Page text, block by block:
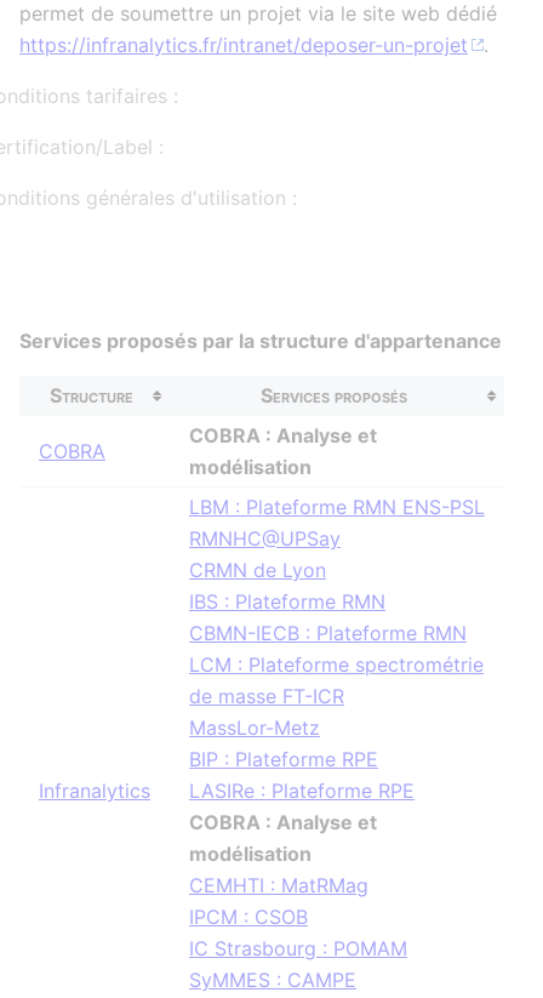
permet de soumettre un projet via le site web dédié
https://infranalytics.fr/intranet/deposer-un-projet
.
tarifaires :
Label :
générales d'utilisation :
Services proposés par la structure d'appartenance
Structure Services proposés
COBRA
COBRA : Analyse et
modélisation
Infranalytics
LBM : Plateforme RMN ENS-PSL
RMNHC@UPSay
CRMN de Lyon
IBS : Plateforme RMN
CBMN-IECB : Plateforme RMN
LCM : Plateforme spectrométrie
de masse FT-ICR
MassLor-Metz
BIP : Plateforme RPE
LASIRe : Plateforme RPE
COBRA : Analyse et
modélisation
CEMHTI : MatRMag
IPCM : CSOB
IC Strasbourg : POMAM
SyMMES : CAMPE